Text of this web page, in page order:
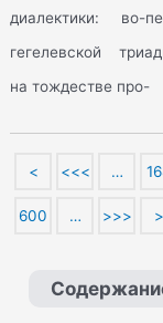
диалектики: во-
гегелевской
на тождестве про-
< <<< …
600 … >>> >